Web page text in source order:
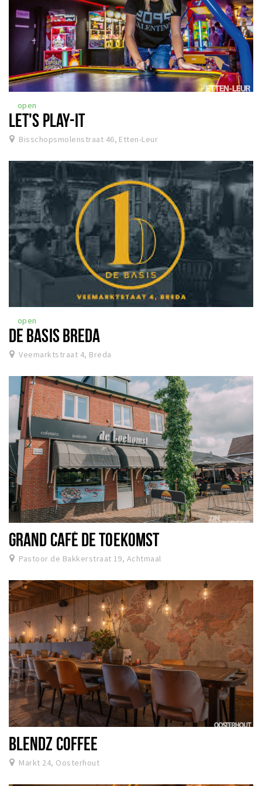
open
LET'S PLAY-IT
Bisschopsmolenstraat 46, Etten-Leur
open
DE BASIS BREDA
Veemarktstraat 4, Breda
GRAND CAFÉ DE TOEKOMST
Pastoor de Bakkerstraat 19, Achtmaal
BLENDZ COFFEE
Markt 24, Oosterhout